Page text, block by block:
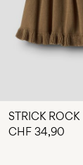
STRICK ROCK
CHF 34,90